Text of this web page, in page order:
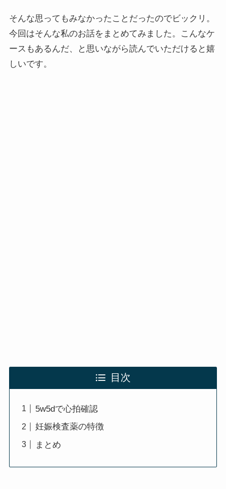
そんな思ってもみなかったことだったのでビックリ。
今回はそんな私のお話をまとめてみました。こんなケ
ースもあるんだ、と思いながら読んでいただけると嬉
しいです。
目次
5w5dで心拍確認
妊娠検査薬の特徴
まとめ